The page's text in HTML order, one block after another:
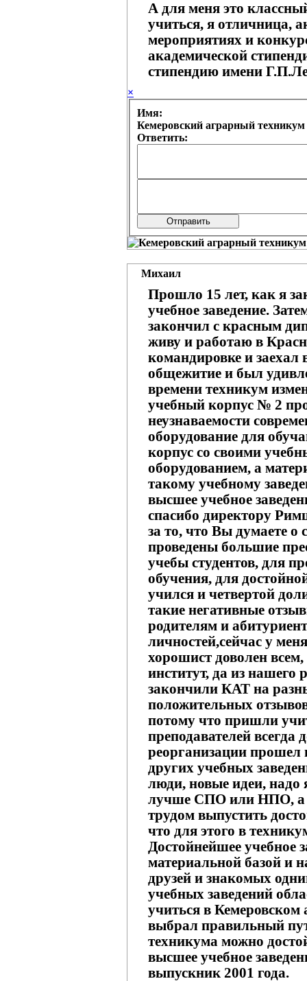
А для меня это
учиться, я отличница,
мероприятиях и
академической
стипендию имени
×
Имя:
Ответить:
Михаил
Прошло 15 лет, как я
учебное заведение.
закончил с красным
живу и работаю в
командировке и заехал
общежитие и был
времени техникум
учебный корпус № 2
неузнаваемости
оборудование для
корпус со своими
оборудованием, а
такому учебному
высшее учебное
спасибо директору
за то, что Вы думаете о
проведены большие
учебы студентов, для
обучения, для
учился и четвертой
такие негативные
родителям и
личностей,сейчас у
хорошист доволен
институт, да из нашего
закончили КАТ на
положительных
потому что пришли
преподавателей всегда
реорганизации прошел
других учебных
люди, новые идеи, надо
лучше СПО или НПО, а
трудом выпустить
что для этого в
Достойнейшее учебное
материальной базой и
друзей и знакомых
учебных заведений
учиться в Кемеровском
выбрал правильный
техникума можно
высшее учебное
выпускник 2001 года.